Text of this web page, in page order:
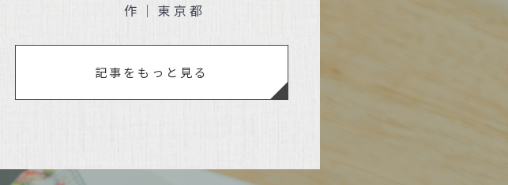
作｜東京都
記事をもっと見る